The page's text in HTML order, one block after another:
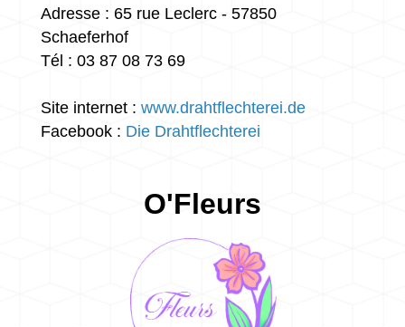
Adresse : 65 rue Leclerc - 57850
Schaeferhof
Tél : 03 87 08 73 69
Site internet : www.drahtflechterei.de
Facebook : Die Drahtflechterei
O'Fleurs